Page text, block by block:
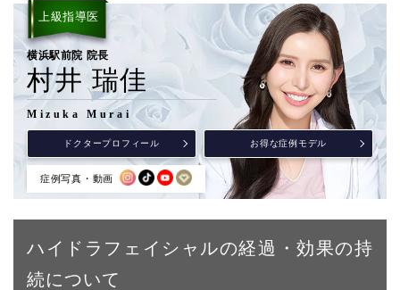
上級指導医
横浜駅前院 院長
村井 瑞佳
Mizuka Murai
ドクタープロフィール お得な症例モデル
症例写真・動画
ハイドラフェイシャルの経過・効果の持
続について